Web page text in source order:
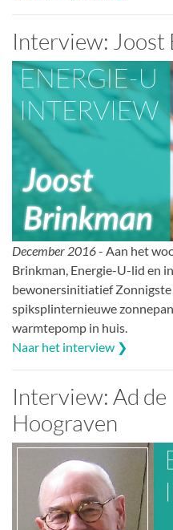
Interview: Joost
December 2016- Aan het
Brinkman, Energie-U-lid en
bewonersinitiatief
spiksplinternieuwe
warmtepomp in huis.
Naar het interview ❯
Interview: Ad
Hoograven